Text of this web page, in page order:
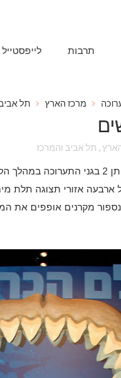
תרבות לייפסטייל
מרכז הארץ תל
, תל אביב והמרכז
תערוכת עולם הכרישים המתקיימת
אזורי תצוגה תלת
מקרנים אופפים את